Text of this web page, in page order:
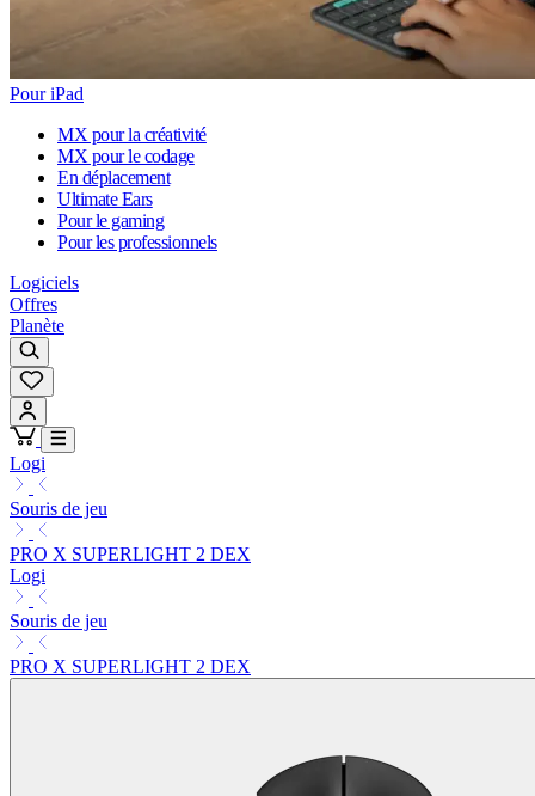
Pour iPad
MX pour la créativité
MX pour le codage
En déplacement
Ultimate Ears
Pour le gaming
Pour les professionnels
Logiciels
Offres
Planète
Logi
Souris de jeu
PRO X SUPERLIGHT 2 DEX
Logi
Souris de jeu
PRO X SUPERLIGHT 2 DEX